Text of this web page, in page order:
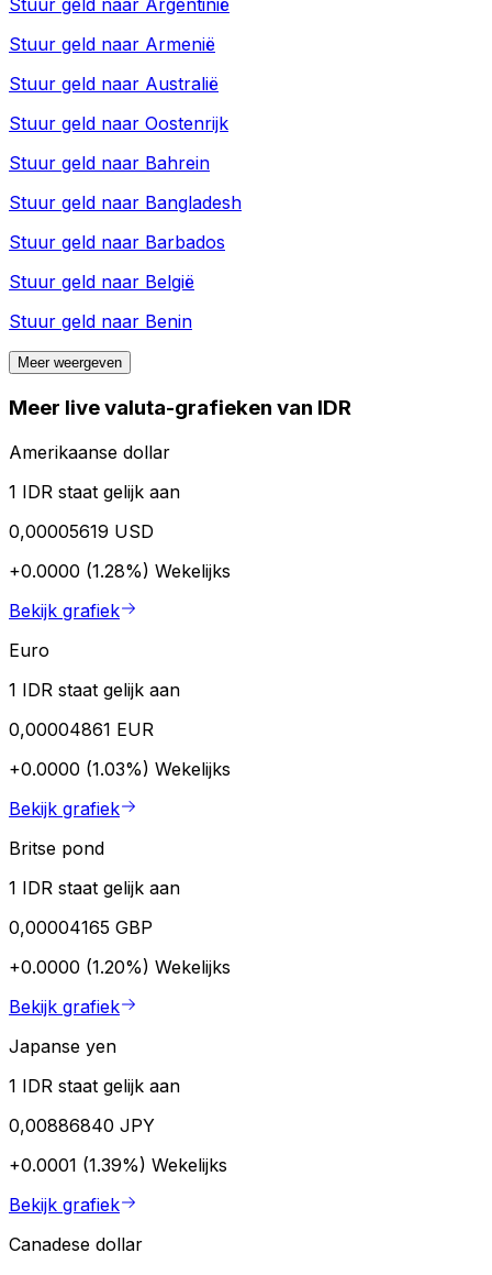
Stuur geld naar Argentinië
Stuur geld naar Armenië
Stuur geld naar Australië
Stuur geld naar Oostenrijk
Stuur geld naar Bahrein
Stuur geld naar Bangladesh
Stuur geld naar Barbados
Stuur geld naar België
Stuur geld naar Benin
Meer weergeven
Meer live valuta-grafieken van IDR
Amerikaanse dollar
1 IDR staat gelijk aan
0,00005619 USD
+0.0000 (1.28%) Wekelijks
Bekijk grafiek
Euro
1 IDR staat gelijk aan
0,00004861 EUR
+0.0000 (1.03%) Wekelijks
Bekijk grafiek
Britse pond
1 IDR staat gelijk aan
0,00004165 GBP
+0.0000 (1.20%) Wekelijks
Bekijk grafiek
Japanse yen
1 IDR staat gelijk aan
0,00886840 JPY
+0.0001 (1.39%) Wekelijks
Bekijk grafiek
Canadese dollar